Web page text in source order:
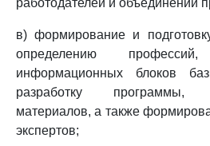
работодателей и объединений
в) формирование и
определению
информационных блоков
разработку программы,
материалов, а также
экспертов;